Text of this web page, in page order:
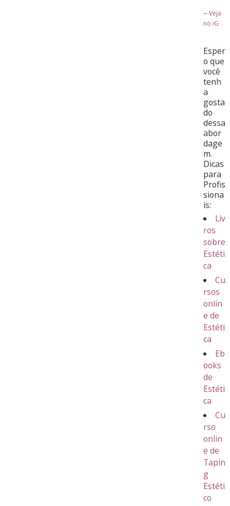
--Veja
no iG
Esper
o que
você
tenh
a
gosta
do
dessa
abor
dage
m.
Dicas
para
Profis
siona
is:
Liv
ros
sobre
Estéti
ca
Cu
rsos
onlin
e de
Estéti
ca
Eb
ooks
de
Estéti
ca
Cu
rso
onlin
e de
Tapin
g
Estéti
co